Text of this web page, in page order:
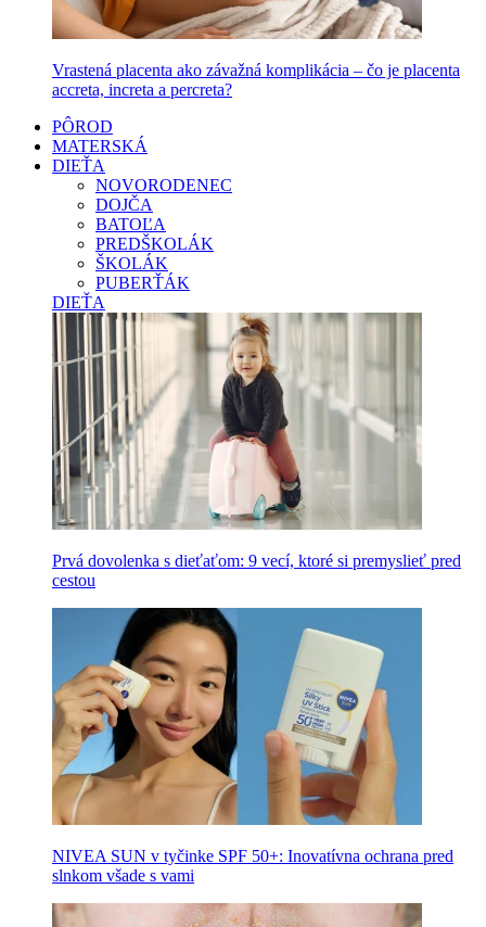
Vrastená placenta ako závažná komplikácia – čo je placenta
accreta, increta a percreta?
PÔROD
MATERSKÁ
DIEŤA
NOVORODENEC
DOJČA
BATOĽA
PREDŠKOLÁK
ŠKOLÁK
PUBERŤÁK
DIEŤA
Prvá dovolenka s dieťaťom: 9 vecí, ktoré si premyslieť pred
cestou
NIVEA SUN v tyčinke SPF 50+: Inovatívna ochrana pred
slnkom všade s vami